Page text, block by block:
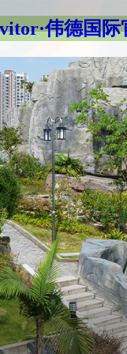
伟德国